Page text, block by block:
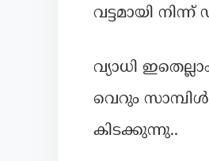
വട്ടമായി
വ്യാധി
വെറും
കിടക്കുന്നു..